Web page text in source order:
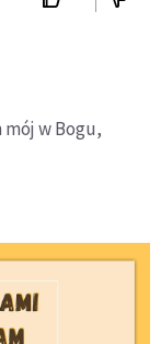
mój w Bogu,